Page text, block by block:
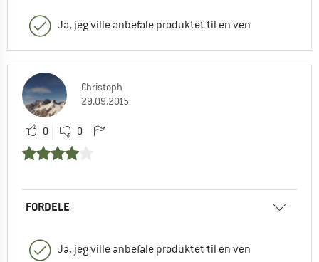
Ja, jeg ville anbefale produktet til en ven
Christoph
29.09.2015
0 0
FORDELE
Ja, jeg ville anbefale produktet til en ven